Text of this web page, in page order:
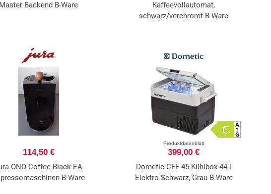
Master Backend B-Ware
Kaffeevollautomat,
schwarz/verchromt B-Ware
114,50 €
ONO Coffee Black EA
B-Ware
Produktdatenblatt
399,00 €
Dometic CFF 45 Kühlbox 44 l
Elektro Schwarz, Grau B-Ware